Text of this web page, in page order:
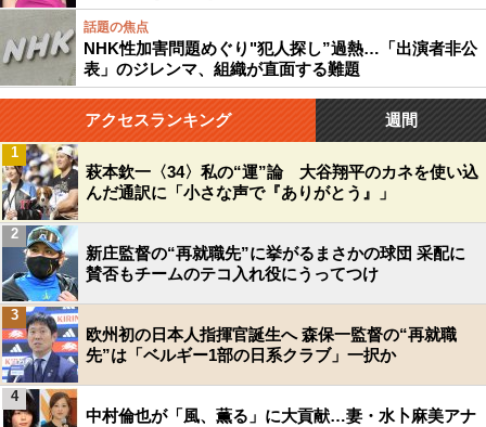
話題の焦点
NHK性加害問題めぐり"犯人探し”過熱…「出演者非公
表」のジレンマ、組織が直面する難題
アクセスランキング 週間
萩本欽一〈34〉私の“運”論 大谷翔平のカネを使い込
んだ通訳に「小さな声で『ありがとう』」
1
新庄監督の“再就職先”に挙がるまさかの球団 采配に
賛否もチームのテコ入れ役にうってつけ
2
欧州初の日本人指揮官誕生へ 森保一監督の“再就職
先”は「ベルギー1部の日系クラブ」一択か
3
中村倫也が「風、薫る」に大貢献…妻・水卜麻美アナ
4